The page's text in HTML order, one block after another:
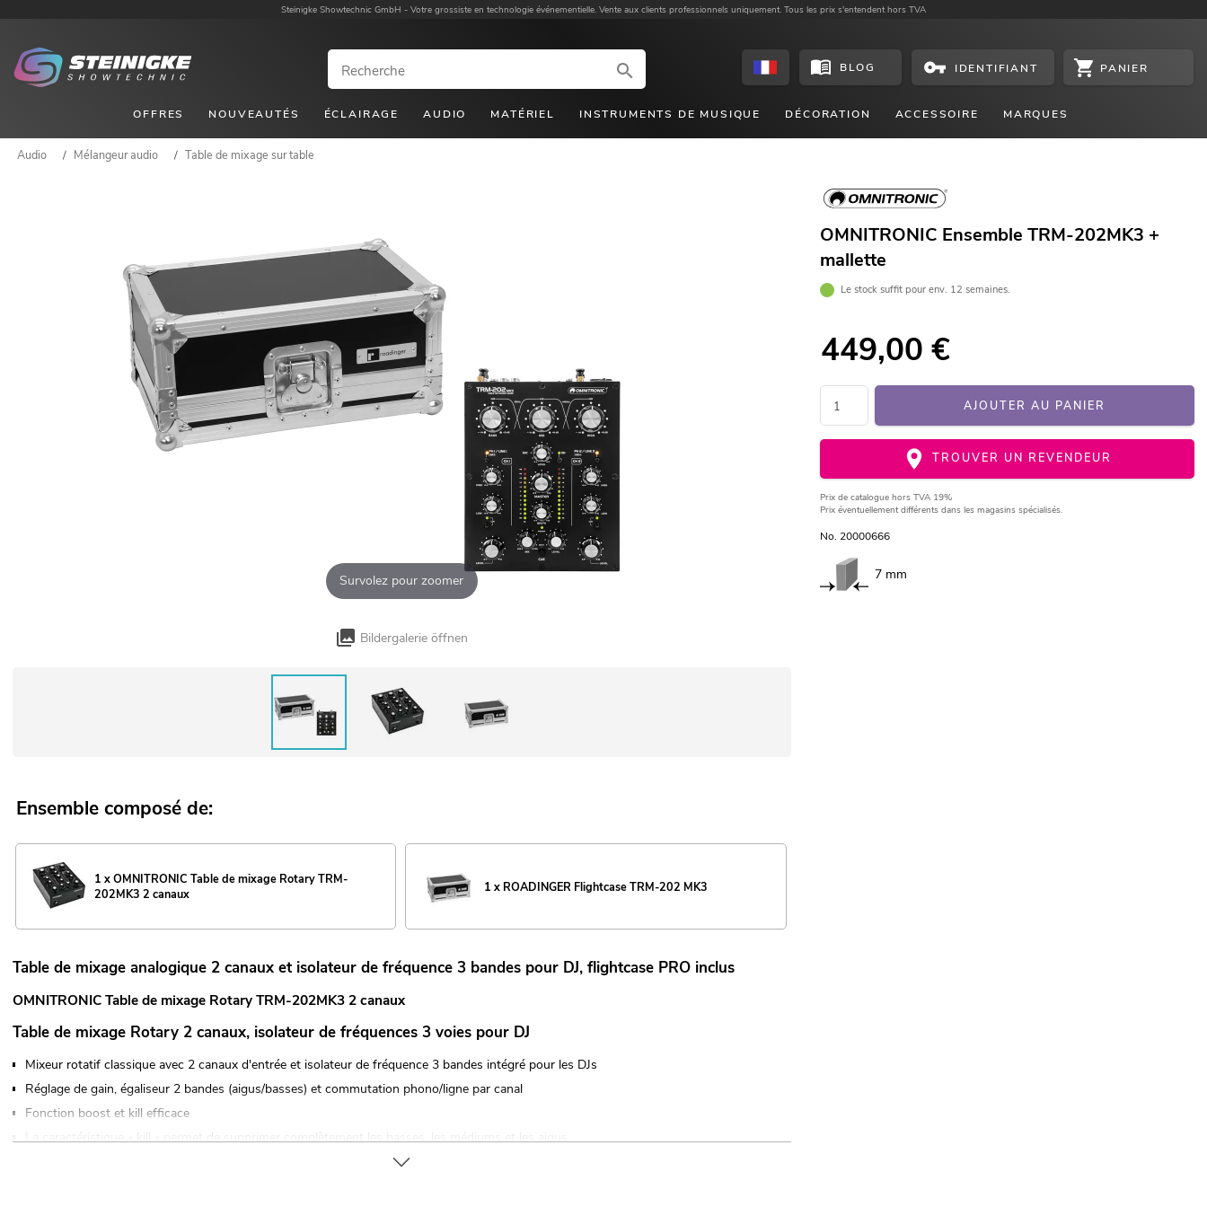
Steinigke Showtechnic GmbH - Votre grossiste en technologie événementielle. Vente aux clients professionnels uniquement. Tous les prix s'entendent hors TVA
BLOG IDENTIFIANT PANIER
OFFRES NOUVEAUTÉS ÉCLAIRAGE AUDIO MATÉRIEL INSTRUMENTS DE MUSIQUE DÉCORATION ACCESSOIRE MARQUES
Audio / Mélangeur audio / Table de mixage sur table
Survolez pour zoomer
Bildergalerie öffnen
OMNITRONIC Ensemble TRM-202MK3 +
mallette
Le stock suffit pour env. 12 semaines.
449,00 €
AJOUTER AU PANIER
TROUVER UN REVENDEUR
Prix de catalogue hors TVA 19%
Prix éventuellement différents dans les magasins spécialisés.
No. 20000666
7 mm
Ensemble composé de:
1 x OMNITRONIC Table de mixage Rotary TRM-
202MK3 2 canaux
1 x ROADINGER Flightcase TRM-202 MK3
Table de mixage analogique 2 canaux et isolateur de fréquence 3 bandes pour DJ, flightcase PRO inclus
OMNITRONIC Table de mixage Rotary TRM-202MK3 2 canaux
Table de mixage Rotary 2 canaux, isolateur de fréquences 3 voies pour DJ
Mixeur rotatif classique avec 2 canaux d'entrée et isolateur de fréquence 3 bandes intégré pour les DJs
Réglage de gain, égaliseur 2 bandes (aigus/basses) et commutation phono/ligne par canal
Fonction boost et kill efficace
La caractéristique « kill » permet de supprimer complètement les basses, les médiums et les aigus